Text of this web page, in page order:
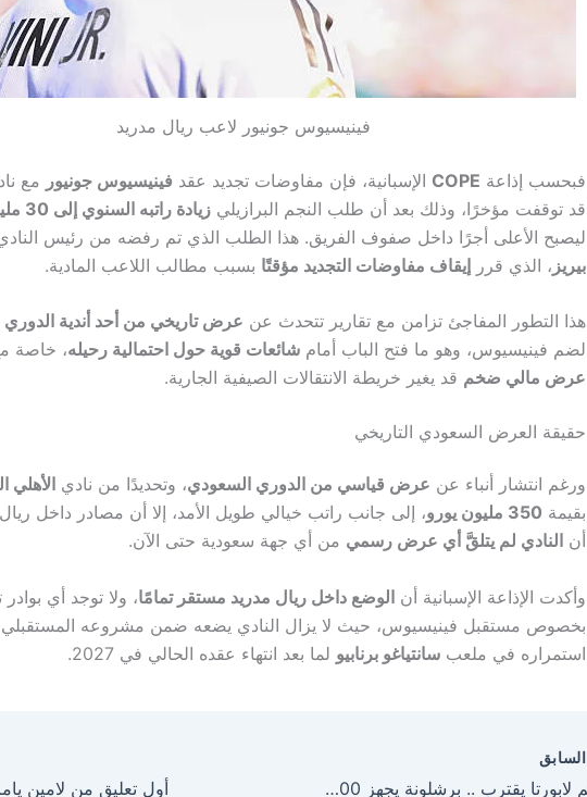
فينيسيوس جونيور لاعب ريال مدريد
فبحسب إذاعة COPE الإسبانية، فإن مفاوضات تجديد عقد فينيسيوس جونيور مع
قد توقفت مؤخرًا، وذلك بعد أن طلب النجم البرازيلي زيادة راتبه السنوي إلى 30 مليون يورو
ليصبح الأعلى أجرًا داخل صفوف الفريق. هذا الطلب الذي تم رفضه من رئيس
بيريز ، الذي قرر إيقاف مفاوضات التجديد مؤقتًا بسبب مطالب اللاعب المادية.
هذا التطور المفاجئ تزامن مع تقارير تتحدث عن عرض تاريخي من أحد أندية
لضم فينيسيوس، وهو ما فتح الباب أمام شائعات قوية حول احتمالية رحيله، خاصة
عرض مالي ضخم قد يغير خريطة الانتقالات الصيفية الجارية.
حقيقة العرض السعودي التاريخي
ورغم انتشار أنباء عن عرض قياسي من الدوري السعودي، وتحديدًا من نادي
بقيمة 350 مليون يورو
، إلى جانب راتب خيالي طويل الأمد، إلا أن مصادر داخل
أن النادي لم يتلقَّ أي عرض رسمي من أي جهة سعودية حتى الآن.
وأكدت الإذاعة الإسبانية أن الوضع داخل ريال مدريد مستقر تمامًا، ولا توجد أي
بخصوص مستقبل فينيسيوس، حيث لا يزال النادي يضعه ضمن مشروعه
استمراره في ملعب سانتياغو برنابيو لما بعد انتهاء عقده الحالي في 2027.
السابق
حلم لابورتا يقترب .. برشلونة يجهز 100 مليون يورو للتعاقد مع صفقة القرن